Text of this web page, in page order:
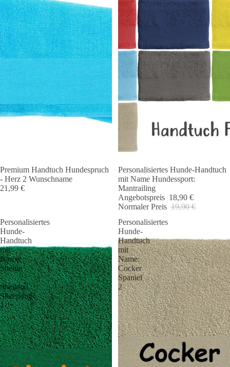
Premium Handtuch Hundespruch
- Herz 2 Wunschname
21,99 €
Angebot 🐾
Personalisiertes Hunde-Handtuch
mit Name Hundessport:
Mantrailing
Angebotspreis 18,90 €
Normaler Preis 19,90 €
Personalisiertes
Hunde-
Handtuch
mit
Name:
Sheltie
-
Shetland
Sheepdog
1
Personalisiertes
Hunde-
Handtuch
mit
Name:
Cocker
Spaniel
2